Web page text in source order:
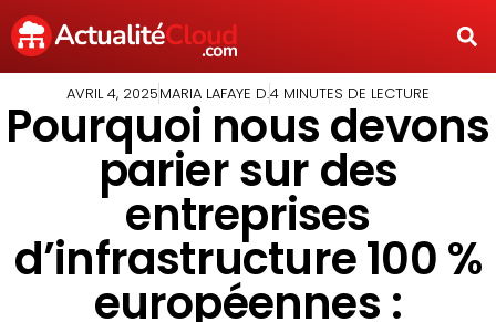
AVRIL 4, 2025MARIA LAFAYE D.4 MINUTES DE LECTURE
Pourquoi nous devons
parier sur des
entreprises
d’infrastructure 100 %
européennes :